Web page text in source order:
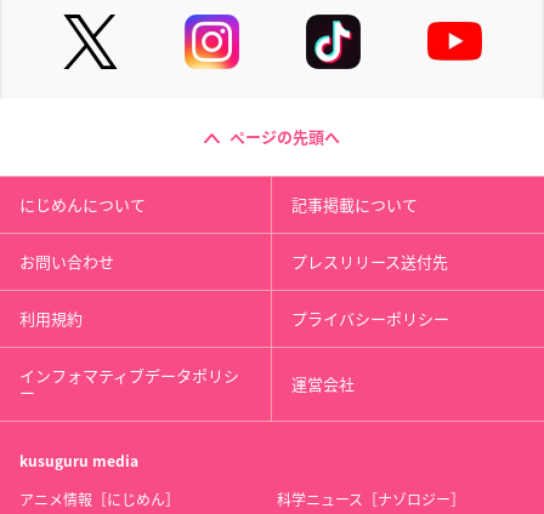
ページの先頭へ
にじめんについて 記事掲載について
お問い合わせ プレスリリース送付先
利用規約 プライバシーポリシー
インフォマティブデータポリシ
ー 運営会社
kusuguru media
アニメ情報［にじめん］ 科学ニュース［ナゾロジー］